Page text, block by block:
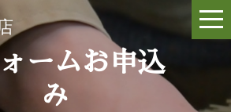
ームお申込
み